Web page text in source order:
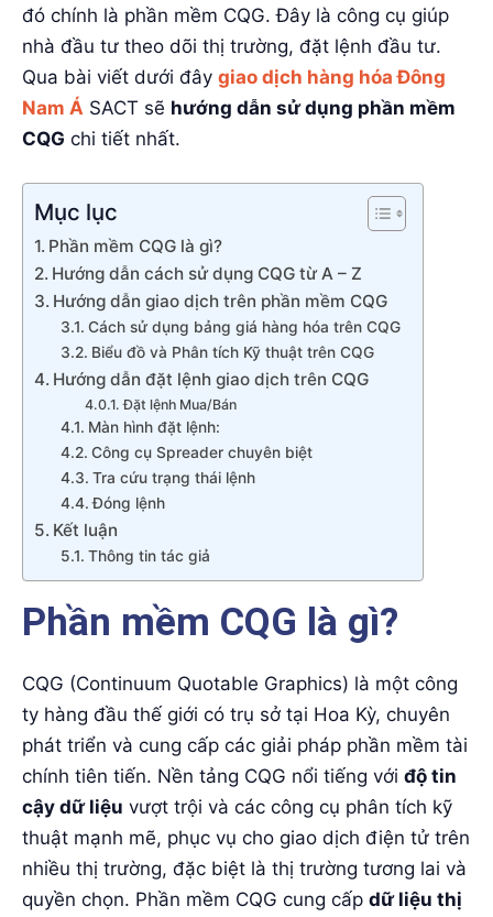
đó chính là phần mềm CQG. Đây là công cụ giúp
nhà đầu tư theo dõi thị trường, đặt lệnh đầu tư.
Qua bài viết dưới đây giao dịch hàng hóa Đông
Nam Á SACT sẽ hướng dẫn sử dụng phần mềm
CQG chi tiết nhất.
Mục lục
Phần mềm CQG là gì?
Hướng dẫn cách sử dụng CQG từ A – Z
Hướng dẫn giao dịch trên phần mềm CQG
Cách sử dụng bảng giá hàng hóa trên CQG
Biểu đồ và Phân tích Kỹ thuật trên CQG
Hướng dẫn đặt lệnh giao dịch trên CQG
Đặt lệnh Mua/Bán
Màn hình đặt lệnh:
Công cụ Spreader chuyên biệt
Tra cứu trạng thái lệnh
Đóng lệnh
Kết luận
Thông tin tác giả
Phần mềm CQG là gì?
CQG (Continuum Quotable Graphics) là một công
ty hàng đầu thế giới có trụ sở tại Hoa Kỳ, chuyên
phát triển và cung cấp các giải pháp phần mềm tài
chính tiên tiến. Nền tảng CQG nổi tiếng với độ tin
cậy dữ liệu vượt trội và các công cụ phân tích kỹ
thuật mạnh mẽ, phục vụ cho giao dịch điện tử trên
nhiều thị trường, đặc biệt là thị trường tương lai và
quyền chọn. Phần mềm CQG cung cấp dữ liệu thị